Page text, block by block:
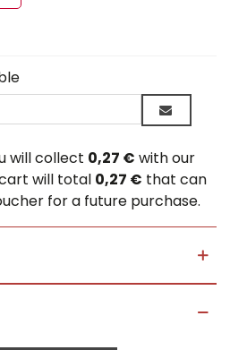
will collect 0,27 € with our
will total 0,27 € that can
for a future purchase.